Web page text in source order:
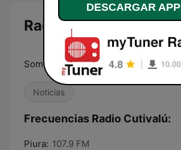
Radio Cutivalú
Somos más que radio
Noticias
Frecuencias Radio Cutivalú:
Piura: 107.9 FM
DESCARGAR APP